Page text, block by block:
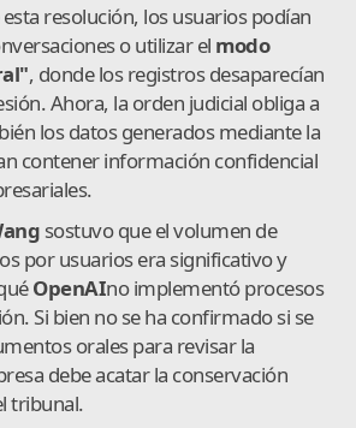
resolución, los usuarios podían
o utilizar el modo
, donde los registros desaparecían
Ahora, la orden judicial obliga a
los datos generados mediante la
contener información confidencial
sostuvo que el volumen de
por usuarios era significativo y
OpenAIno implementó procesos
Si bien no se ha confirmado si se
orales para revisar la
debe acatar la conservación
tribunal.